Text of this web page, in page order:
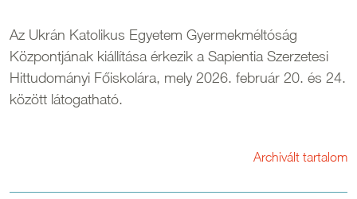
Az Ukrán Katolikus Egyetem Gyermekméltóság
Központjának kiállítása érkezik a Sapientia Szerzetesi
Hittudományi Főiskolára, mely 2026. február 20. és 24.
között látogatható.
Archivált tartalom